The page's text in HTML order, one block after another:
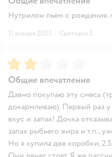
Нутрилон пьем с рождения.
11 января 2023 · Светлана Е.
Рейтинг:
Общие впечатления
Давно покупаю эту смесь
докармливаю). Первый раз
вкус и запах! Дочка
запах рыбьего жира и т.п.,
Но я купила две коробки, 2.5